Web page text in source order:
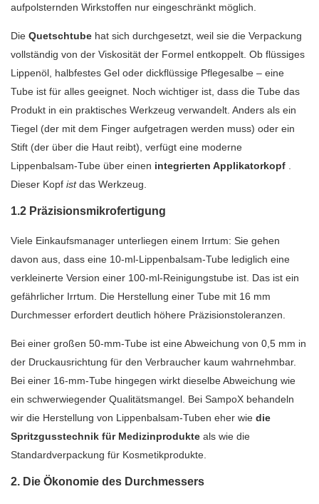
aufpolsternden Wirkstoffen nur eingeschränkt möglich.
Die Quetschtube hat sich durchgesetzt, weil sie die Verpackung
vollständig von der Viskosität der Formel entkoppelt. Ob flüssiges
Lippenöl, halbfestes Gel oder dickflüssige Pflegesalbe – eine
Tube ist für alles geeignet. Noch wichtiger ist, dass die Tube das
Produkt in ein praktisches Werkzeug verwandelt. Anders als ein
Tiegel (der mit dem Finger aufgetragen werden muss) oder ein
Stift (der über die Haut reibt), verfügt eine moderne
Lippenbalsam-Tube über einen integrierten Applikatorkopf
Dieser Kopf istdas Werkzeug.
1.2 Präzisionsmikrofertigung
Viele Einkaufsmanager unterliegen einem Irrtum: Sie gehen
davon aus, dass eine 10-ml-Lippenbalsam-Tube lediglich eine
verkleinerte Version einer 100-ml-Reinigungstube ist. Das ist ein
gefährlicher Irrtum. Die Herstellung einer Tube mit 16 mm
Durchmesser erfordert deutlich höhere Präzisionstoleranzen.
Bei einer großen 50-mm-Tube ist eine Abweichung von 0,5 mm in
der Druckausrichtung für den Verbraucher kaum wahrnehmbar.
Bei einer 16-mm-Tube hingegen wirkt dieselbe Abweichung wie
ein schwerwiegender Qualitätsmangel. Bei SampoX behandeln
wir die Herstellung von Lippenbalsam-Tuben eher wie die
Spritzgusstechnik für Medizinprodukte als wie die
Standardverpackung für Kosmetikprodukte.
2. Die Ökonomie des Durchmessers